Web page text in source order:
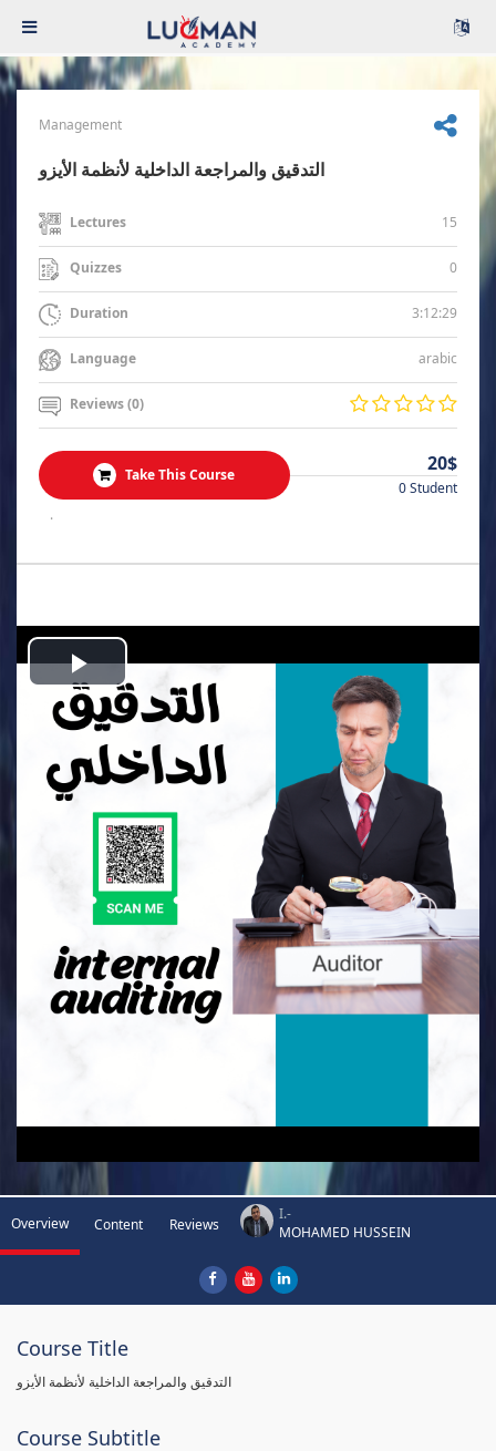
Management
التدقيق والمراجعة الداخلية لأنظمة الأيزو
Lectures 15
Quizzes 0
Duration 3:12:29
Language arabic
Reviews (0)
Take This Course 20$
0 Student
.
Play
Video
Overview Content Reviews
I.-
MOHAMED HUSSEIN
Course Title
التدقيق والمراجعة الداخلية لأنظمة الأيزو
Course Subtitle